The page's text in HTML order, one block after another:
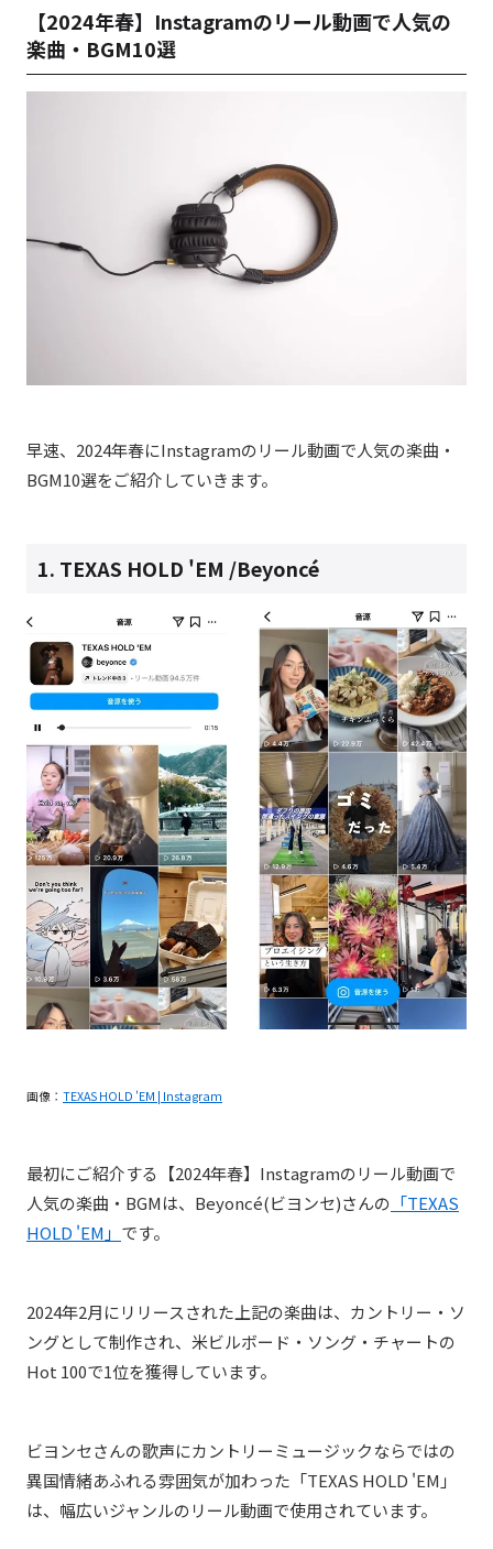
【2024年春】Instagramのリール動画で人気の
楽曲・BGM10選
早速、2024年春にInstagramのリール動画で人気の楽曲・
BGM10選をご紹介していきます。
1. TEXAS HOLD 'EM /Beyoncé
画像： TEXAS HOLD 'EM | Instagram
最初にご紹介する【2024年春】Instagramのリール動画で
人気の楽曲・BGMは、Beyoncé(ビヨンセ)さんの 「TEXAS
HOLD 'EM」 です。
2024年2月にリリースされた上記の楽曲は、 カントリー・ソ
ングとして制作され、 米ビルボード・ソング・チャートの
Hot 100で1位を獲得しています。
ビヨンセさんの歌声にカントリーミュージックならではの
異国情緒あふれる雰囲気が加わった「TEXAS HOLD 'EM」
は、幅広いジャンルのリール動画で使用されています。